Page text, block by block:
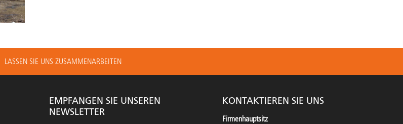
LASSEN SIE UNS ZUSAMMENARBEITEN
EMPFANGEN SIE UNSEREN
NEWSLETTER
KONTAKTIEREN SIE UNS
Firmenhauptsitz